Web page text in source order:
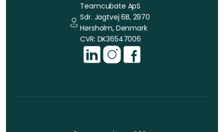
Teamcubate ApS
Sdr. Jagtvej 6B, 2970
Hørsholm, Denmark
CVR: DK36547006